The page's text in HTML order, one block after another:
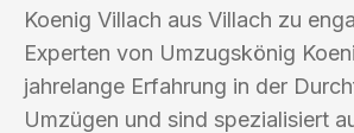
Koenig Villach aus Villach zu
Experten von Umzugskönig
jahrelange Erfahrung in der
Umzügen und sind spezialisiert